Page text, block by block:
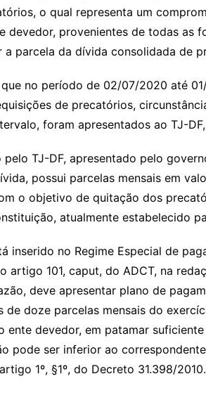
o qual representa um
devedor, provenientes de todas as
a parcela da dívida consolidada de
no período de 02/07/2020 até
de precatórios,
foram apresentados ao TJ-
pelo TJ-DF, apresentado pelo
possui parcelas mensais em
o objetivo de quitação dos
atualmente estabelecido
inserido no Regime Especial de
artigo 101, caput, do ADCT, na
deve apresentar plano de
de doze parcelas mensais do
ente devedor, em patamar
pode ser inferior ao
1º, §1º, do Decreto 31.398/2010.